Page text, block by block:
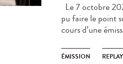
Le 7 octobre
pu faire le point
cours d’une
ÉMISSION REPLAY